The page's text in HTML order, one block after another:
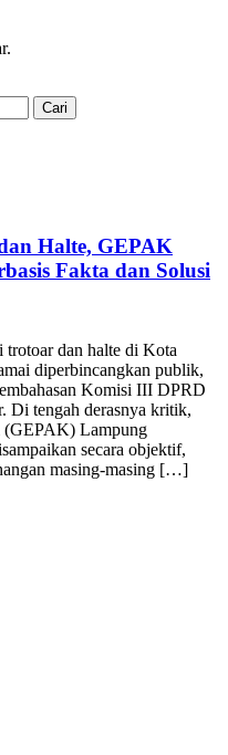
Halte, GEPAK
Fakta dan Solusi
dan halte di Kota
diperbincangkan publik,
Komisi III DPRD
Di tengah derasnya kritik,
(GEPAK) Lampung
secara objektif,
masing-masing […]